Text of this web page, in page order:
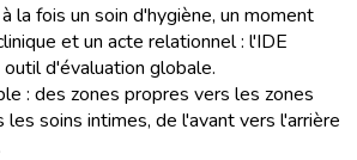
la fois un soin d'hygiène, un moment
et un acte relationnel : l'IDE
d'évaluation globale.
: des zones propres vers les zones
les soins intimes, de l'avant vers l'arrière